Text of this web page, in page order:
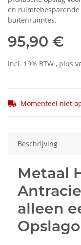
en
buitenruimtes.
95,90 €
incl. 19% BTW , plus
Momenteel niet
Beschrijving
Metaal
alleen